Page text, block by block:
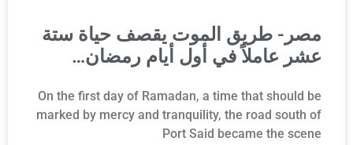
مصر- طريق الموت يقصف حياة ستة
عشر عاملاً في أول أيام رمضان…
On the first day of Ramadan, a time that should be
marked by mercy and tranquility, the road south of
Port Said became the scene